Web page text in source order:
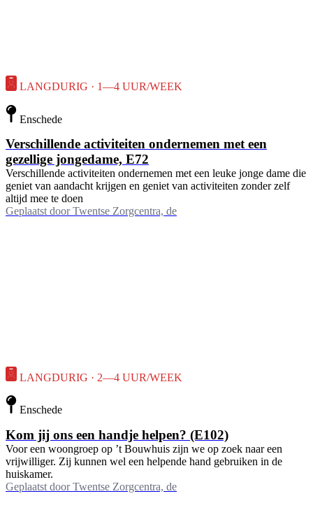
LANGDURIG · 1—4 UUR/WEEK
Enschede
Verschillende activiteiten ondernemen met een
gezellige jongedame, E72
Verschillende activiteiten ondernemen met een leuke jonge dame die
geniet van aandacht krijgen en geniet van activiteiten zonder zelf
altijd mee te doen
Geplaatst door Twentse Zorgcentra, de
LANGDURIG · 2—4 UUR/WEEK
Enschede
Kom jij ons een handje helpen? (E102)
Voor een woongroep op ’t Bouwhuis zijn we op zoek naar een
vrijwilliger. Zij kunnen wel een helpende hand gebruiken in de
huiskamer.
Geplaatst door Twentse Zorgcentra, de